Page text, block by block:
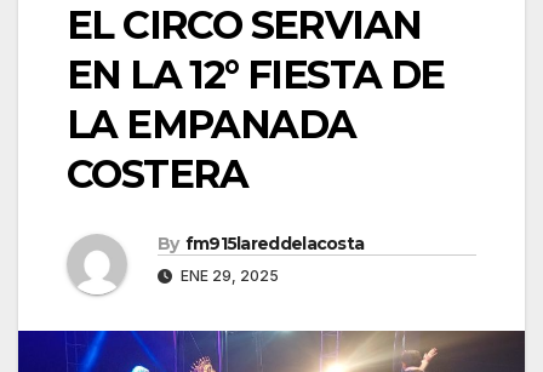
EL CIRCO SERVIAN
EN LA 12° FIESTA DE
LA EMPANADA
COSTERA
By fm915lareddelacosta
ENE 29, 2025